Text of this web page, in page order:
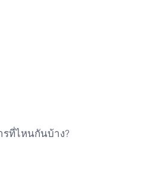
รที่ไหนกันบ้าง?